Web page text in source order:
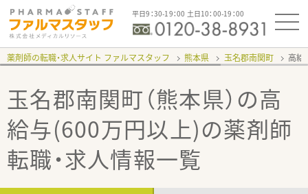
平日9：30-19：00 土日10：00-19：00
薬剤師の転職・求人サイト ファルマスタッフ 熊本県 玉名郡南関町 高給
玉名郡南関町（熊本県）の高
給与(600万円以上)の薬剤師
転職・求人情報一覧